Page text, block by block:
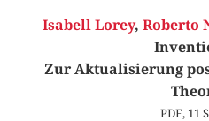
Isabell Lorey, Roberto
Zur Aktualisierung
PDF, 11